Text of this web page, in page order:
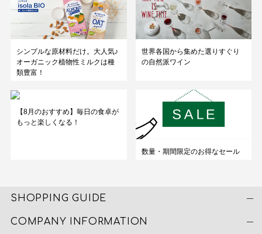
シンプルな原材料だけ。大人気♪
オーガニック植物性ミルクは種
類豊富！
世界各国から集めた選りすぐり
の自然派ワイン
【8月のおすすめ】毎日の食卓が
もっと楽しくなる！
数量・期間限定のお得なセール
SHOPPING GUIDE
COMPANY INFORMATION